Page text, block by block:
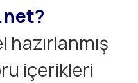
içerikleri